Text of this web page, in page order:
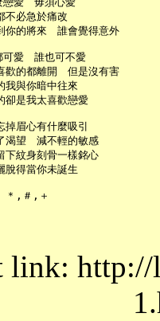
必急於痛改
的將來　誰會覺得意外
愛　誰也可不愛
的都離開　但是沒有害
與你暗中往來
是我太喜歡戀愛
眉心有什麼吸引
望　減不輕的敏感
紋身刻骨一樣銘心
得當你未誕生
link: